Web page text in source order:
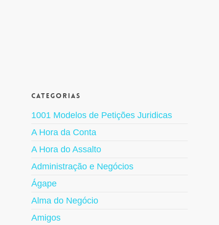
Categorias
1001 Modelos de Petições Juridicas
A Hora da Conta
A Hora do Assalto
Administração e Negócios
Ágape
Alma do Negócio
Amigos